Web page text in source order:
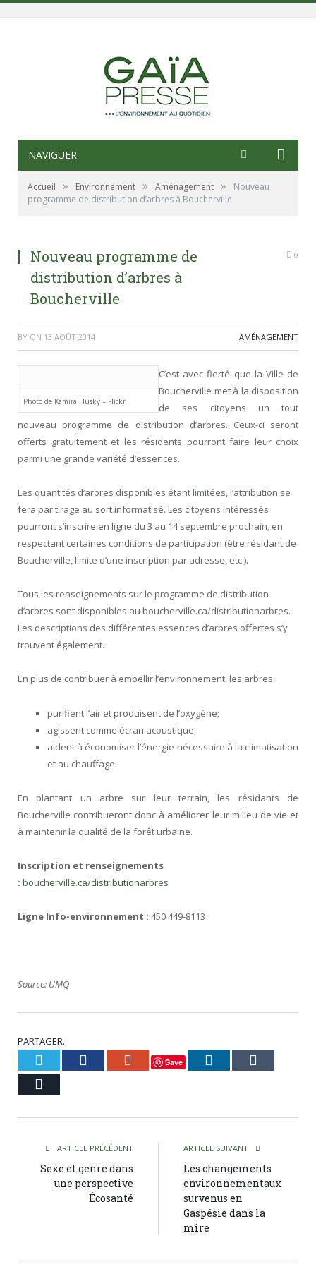
NAVIGUER
Accueil » Environnement » Aménagement »
Nouveau
programme de distribution d’arbres à Boucherville
Nouveau programme de
distribution d’arbres à
Boucherville
0
BY ON 13 AOÛT 2014 AMÉNAGEMENT
Photo de Kamira Husky – Flickr
C’est avec fierté que la Ville de
Boucherville met à la disposition
de ses citoyens un tout
nouveau programme de distribution d’arbres. Ceux-ci seront
offerts gratuitement et les résidents pourront faire leur choix
parmi une grande variété d’essences.
Les quantités d’arbres disponibles étant limitées, l’attribution se
fera par tirage au sort informatisé. Les citoyens intéressés
pourront s’inscrire en ligne du 3 au 14 septembre prochain, en
respectant certaines conditions de participation (être résidant de
Boucherville, limite d’une inscription par adresse, etc.).
Tous les renseignements sur le programme de distribution
d’arbres sont disponibles au boucherville.ca/distributionarbres.
Les descriptions des différentes essences d’arbres offertes s’y
trouvent également.
En plus de contribuer à embellir l’environnement, les arbres :
purifient l’air et produisent de l’oxygène;
agissent comme écran acoustique;
aident à économiser l’énergie nécessaire à la climatisation
et au chauffage.
En plantant un arbre sur leur terrain, les résidants de
Boucherville contribueront donc à améliorer leur milieu de vie et
à maintenir la qualité de la forêt urbaine.
Inscription et renseignements
: boucherville.ca/distributionarbres
Ligne Info-environnement : 450 449-8113
Source: UMQ
PARTAGER.
Twitter Facebook Google+
Save LinkedIn
ARTICLE PRÉCÉDENT
Sexe et genre dans
une perspective
Écosanté
ARTICLE SUIVANT
Les changements
environnementaux
survenus en
Gaspésie dans la
mire